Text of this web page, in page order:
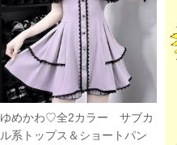
ゆめかわ♡全2カラー サブカ
ル系トップス＆ショートパン